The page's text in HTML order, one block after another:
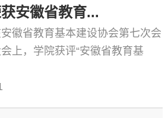
安徽省教育...
徽省教育基本建设协会第七次会
上，学院获评“安徽省教育基